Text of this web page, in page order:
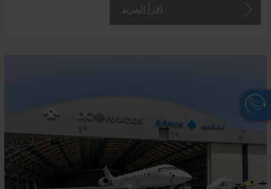
اقرأ المزيد
هناك